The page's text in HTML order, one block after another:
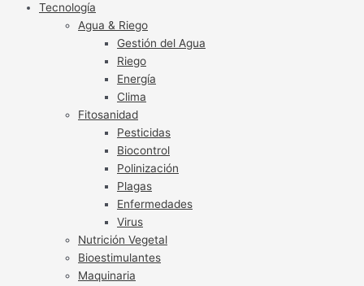
Tecnología
Agua & Riego
Gestión del Agua
Riego
Energía
Clima
Fitosanidad
Pesticidas
Biocontrol
Polinización
Plagas
Enfermedades
Virus
Nutrición Vegetal
Bioestimulantes
Maquinaria